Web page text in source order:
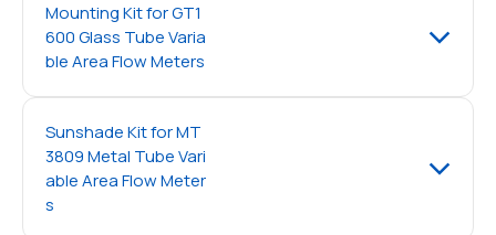
Mounting Kit for GT1
600 Glass Tube Varia
ble Area Flow Meters
Sunshade Kit for MT
3809 Metal Tube Vari
able Area Flow Meter
s